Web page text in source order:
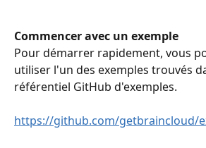
Commencer avec un exemple
Pour démarrer rapidement, vous
utiliser l'un des exemples trouvés
référentiel GitHub d'exemples.
https://github.com/getbraincloud/